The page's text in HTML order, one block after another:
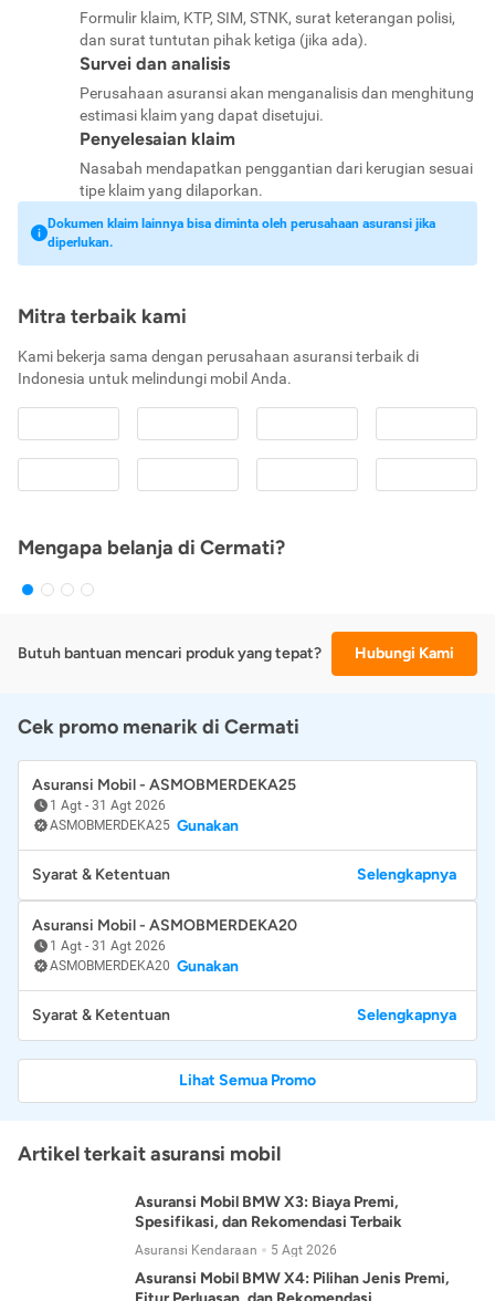
Formulir klaim, KTP, SIM, STNK, surat keterangan polisi,
dan surat tuntutan pihak ketiga (jika ada).
Survei dan analisis
Perusahaan asuransi akan menganalisis dan menghitung
estimasi klaim yang dapat disetujui.
Penyelesaian klaim
Nasabah mendapatkan penggantian dari kerugian sesuai
tipe klaim yang dilaporkan.
Dokumen klaim lainnya bisa diminta oleh perusahaan asuransi jika
diperlukan.
Mitra terbaik kami
Kami bekerja sama dengan perusahaan asuransi terbaik di
Indonesia untuk melindungi mobil Anda.
Mengapa belanja di Cermati?
Butuh bantuan mencari produk yang tepat? Hubungi Kami
Cek promo menarik di Cermati
Asuransi Mobil - ASMOBMERDEKA25
1 Agt - 31 Agt 2026
ASMOBMERDEKA25 Gunakan
Syarat & Ketentuan Selengkapnya
Asuransi Mobil - ASMOBMERDEKA20
1 Agt - 31 Agt 2026
ASMOBMERDEKA20 Gunakan
Syarat & Ketentuan Selengkapnya
Lihat Semua Promo
Artikel terkait asuransi mobil
Asuransi Mobil BMW X3: Biaya Premi,
Spesifikasi, dan Rekomendasi Terbaik
Asuransi Kendaraan 5 Agt 2026
Asuransi Mobil BMW X4: Pilihan Jenis Premi,